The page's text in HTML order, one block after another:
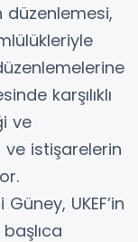
karşılıklı
ve
ve istişarelerin
UKEF’in